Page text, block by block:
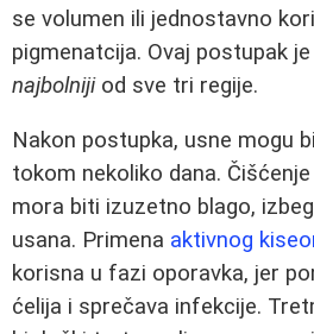
se volumen ili jednostavno
pigmenatcija. Ovaj postupak
najbolnijiod sve tri regije.
Nakon postupka, usne mogu
tokom nekoliko dana.
mora biti izuzetno blago,
usana. Primena aktivnog
korisna u fazi oporavka, jer
ćelija i sprečava infekcije.